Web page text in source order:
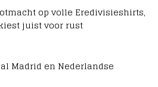
op volle Eredivisieshirts,
juist voor rust
Madrid en Nederlandse